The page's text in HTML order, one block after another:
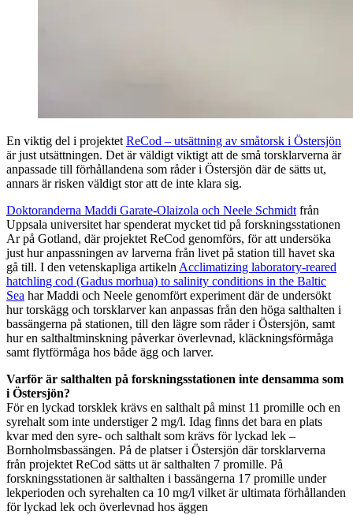
En viktig del i projektet ReCod – utsättning av småtorsk i Östersjön
är just utsättningen. Det är väldigt viktigt att de små torsklarverna är
anpassade till förhållandena som råder i Östersjön där de sätts ut,
annars är risken väldigt stor att de inte klara sig.
Doktoranderna Maddi Garate-Olaizola och Neele Schmidt från
Uppsala universitet har spenderat mycket tid på forskningsstationen
Ar på Gotland, där projektet ReCod genomförs, för att undersöka
just hur anpassningen av larverna från livet på station till havet ska
gå till. I den vetenskapliga artikeln Acclimatizing laboratory-reared
hatchling cod (Gadus morhua) to salinity conditions in the Baltic
Sea har Maddi och Neele genomfört experiment där de undersökt
hur torskägg och torsklarver kan anpassas från den höga salthalten i
bassängerna på stationen, till den lägre som råder i Östersjön, samt
hur en salthaltminskning påverkar överlevnad, kläckningsförmåga
samt flytförmåga hos både ägg och larver.
Varför är salthalten på forskningsstationen inte densamma som
i Östersjön?
För en lyckad torsklek krävs en salthalt på minst 11 promille och en
syrehalt som inte understiger 2 mg/l. Idag finns det bara en plats
kvar med den syre- och salthalt som krävs för lyckad lek –
Bornholmsbassängen. På de platser i Östersjön där torsklarverna
från projektet ReCod sätts ut är salthalten 7 promille. På
forskningsstationen är salthalten i bassängerna 17 promille under
lekperioden och syrehalten ca 10 mg/l vilket är ultimata förhållanden
för lyckad lek och överlevnad hos äggen